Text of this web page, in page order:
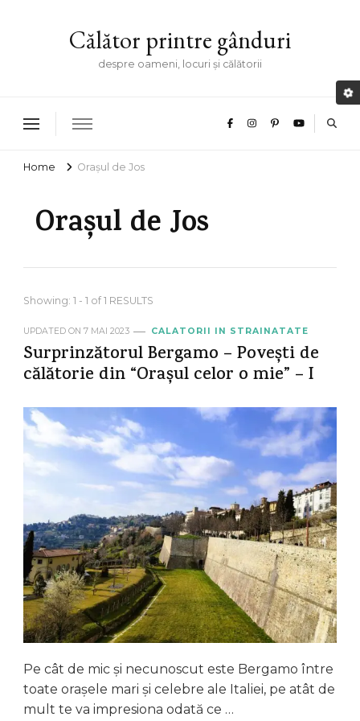
Călător printre gânduri
despre oameni, locuri și călătorii
Home Orașul de Jos
Orașul de Jos
Showing: 1 - 1 of 1 RESULTS
UPDATED ON 7 MAI 2023 CALATORII IN STRAINATATE
Surprinzătorul Bergamo – Povești de
călătorie din “Orașul celor o mie” – I
Pe cât de mic și necunoscut este Bergamo între
toate orașele mari și celebre ale Italiei, pe atât de
mult te va impresiona odată ce …